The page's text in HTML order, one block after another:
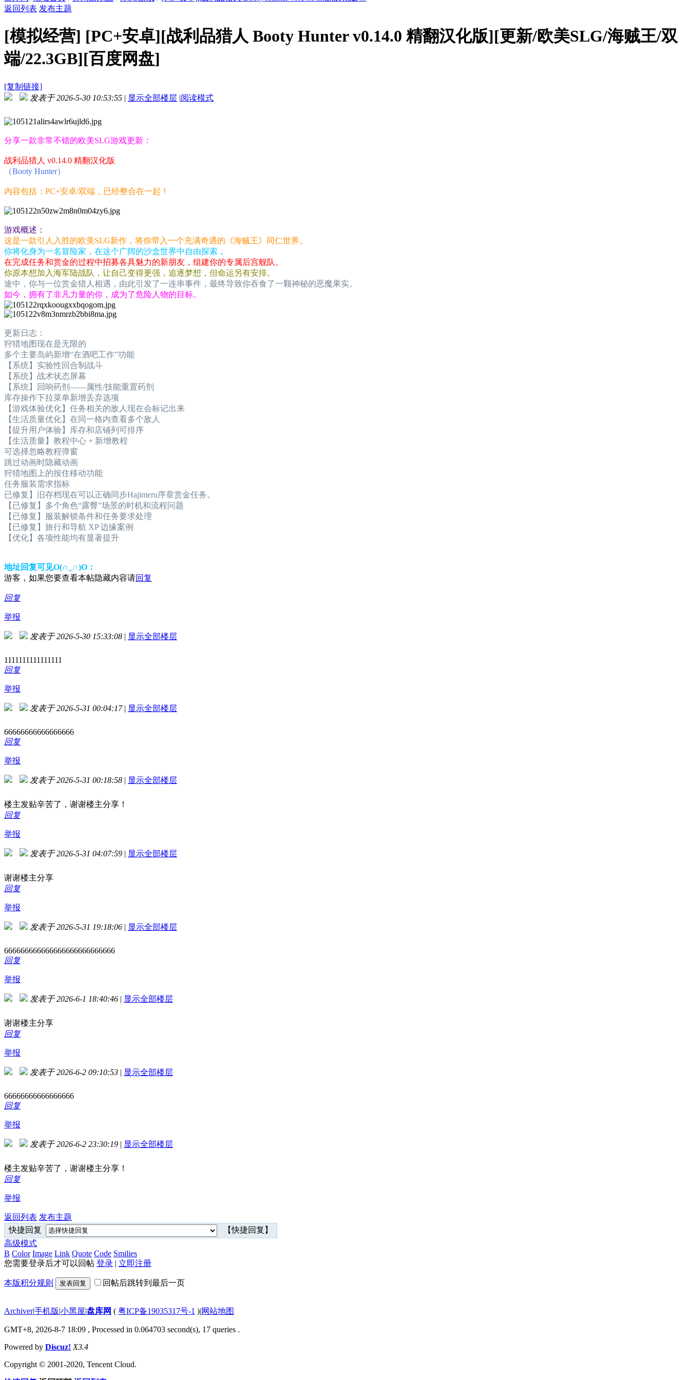
返回列表 发布主题
[模拟经营] [PC+安卓][战利品猎人 Booty Hunter v0.14.0 精翻汉化版][更新/欧美SLG/海贼王/双
端/22.3GB][百度网盘]
[复制链接]
发表于 2026-5-30 10:53:55 | 显示全部楼层 |阅读模式
分享一款非常不错的欧美SLG游戏更新：
战利品猎人 v0.14.0 精翻汉化版
（Booty Hunter）
内容包括：PC+安卓/双端，已经整合在一起！
游戏概述：
这是一款引人入胜的欧美SLG新作，将你带入一个充满奇遇的《海贼王》同仁世界。
你将化身为一名冒险家，在这个广阔的沙盒世界中自由探索，
在完成任务和赏金的过程中招募各具魅力的新朋友，组建你的专属后宫舰队。
你原本想加入海军陆战队，让自己变得更强，追逐梦想，但命运另有安排。
途中，你与一位赏金猎人相遇，由此引发了一连串事件，最终导致你吞食了一颗神秘的恶魔果实。
如今，拥有了非凡力量的你，成为了危险人物的目标。
更新日志：
狩猎地图现在是无限的
多个主要岛屿新增“在酒吧工作”功能
【系统】实验性回合制战斗
【系统】战术状态屏幕
【系统】回响药剂——属性/技能重置药剂
库存操作下拉菜单新增丢弃选项
【游戏体验优化】任务相关的敌人现在会标记出来
【生活质量优化】在同一格内查看多个敌人
【提升用户体验】库存和店铺列可排序
【生活质量】教程中心 + 新增教程
可选择忽略教程弹窗
跳过动画时隐藏动画
狩猎地图上的按住移动功能
任务服装需求指标
已修复】旧存档现在可以正确同步Hajimeru序章赏金任务。
【已修复】多个角色“露臀”场景的时机和流程问题
【已修复】服装解锁条件和任务要求处理
【已修复】旅行和导航 XP 边缘案例
【优化】各项性能均有显著提升
地址回复可见O(∩_∩)O：
游客，如果您要查看本帖隐藏内容请回复
回复
举报
发表于 2026-5-30 15:33:08 | 显示全部楼层
1111111111111111
回复
举报
发表于 2026-5-31 00:04:17 | 显示全部楼层
66666666666666666
回复
举报
发表于 2026-5-31 00:18:58 | 显示全部楼层
楼主发贴辛苦了，谢谢楼主分享！
回复
举报
发表于 2026-5-31 04:07:59 | 显示全部楼层
谢谢楼主分享
回复
举报
发表于 2026-5-31 19:18:06 | 显示全部楼层
666666666666666666666666666
回复
举报
发表于 2026-6-1 18:40:46 | 显示全部楼层
谢谢楼主分享
回复
举报
发表于 2026-6-2 09:10:53 | 显示全部楼层
66666666666666666
回复
举报
发表于 2026-6-2 23:30:19 | 显示全部楼层
楼主发贴辛苦了，谢谢楼主分享！
回复
举报
返回列表 发布主题
快捷回复
【快捷回复】
高级模式
B Color Image Link Quote Code Smilies
您需要登录后才可以回帖 登录 | 立即注册
本版积分规则 发表回复 回帖后跳转到最后一页
Archiver|手机版|小黑屋|盘库网 ( 粤ICP备19035317号-1 )|网站地图
GMT+8, 2026-8-7 18:09 , Processed in 0.064703 second(s), 17 queries .
Powered by Discuz! X3.4
Copyright © 2001-2020, Tencent Cloud.